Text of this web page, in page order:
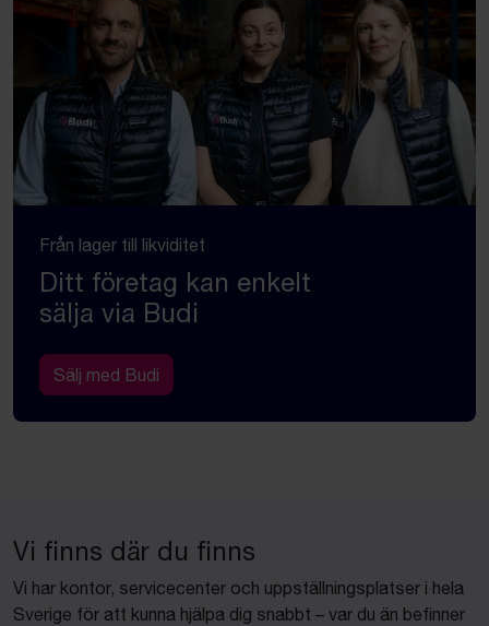
Från lager till likviditet
Ditt företag kan enkelt
sälja via Budi
Sälj med Budi
Vi finns där du finns
Vi har kontor, servicecenter och uppställningsplatser i hela
Sverige för att kunna hjälpa dig snabbt – var du än befinner